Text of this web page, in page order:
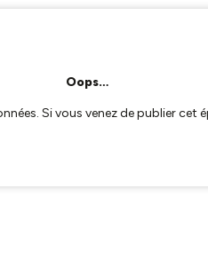
Oops…
Si vous venez de publier